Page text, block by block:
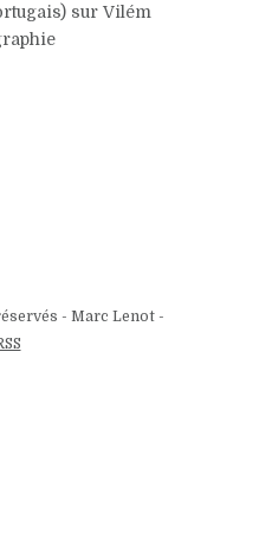
sur Vilém
- Marc Lenot -